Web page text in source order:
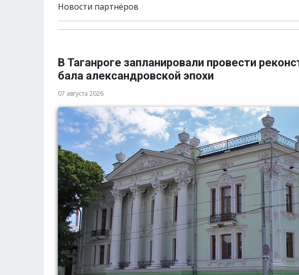
Новости партнёров
В Таганроге запланировали провести
бала александровской эпохи
07 августа 2026